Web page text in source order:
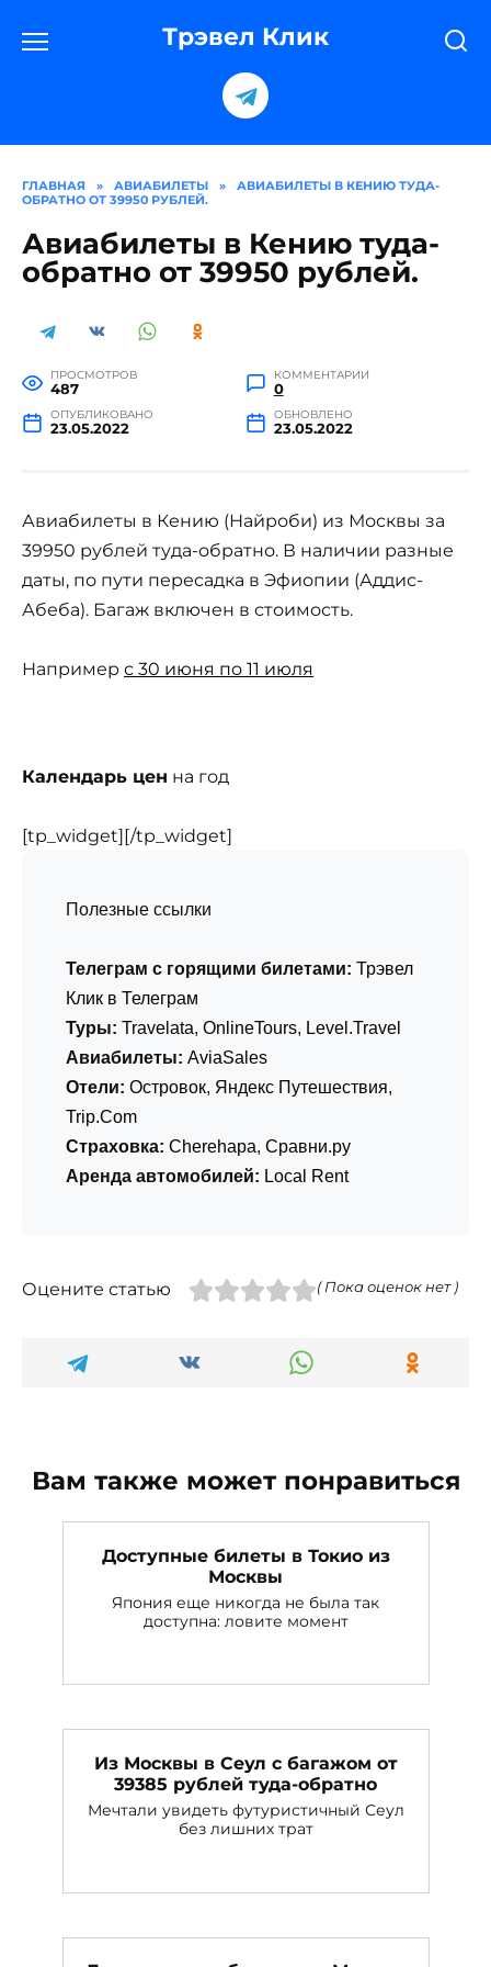
содержанию
Трэвел Клик
ГЛАВНАЯ » АВИАБИЛЕТЫ »
АВИАБИЛЕТЫ В КЕНИЮ ТУДА-
ОБРАТНО ОТ 39950 РУБЛЕЙ.
Авиабилеты в Кению туда-
обратно от 39950 рублей.
ПРОСМОТРОВ
487
КОММЕНТАРИИ
0
ОПУБЛИКОВАНО
23.05.2022
ОБНОВЛЕНО
23.05.2022
Авиабилеты в Кению (Найроби) из Москвы за
39950 рублей туда-обратно. В наличии разные
даты, по пути пересадка в Эфиопии (Аддис-
Абеба). Багаж включен в стоимость.
Например с 30 июня по 11 июля
Календарь цен на год
[tp_widget][/tp_widget]
Полезные ссылки
Телеграм с горящими билетами: Трэвел
Клик в Телеграм
Туры: Travelata, OnlineTours, Level.Travel
Авиабилеты: AviaSales
Отели: Островок, Яндекс Путешествия,
Trip.Com
Страховка: Cherehapa, Сравни.ру
Аренда автомобилей: Local Rent
Оцените статью ( Пока оценок нет )
Вам также может понравиться
Доступные билеты в Токио из
Москвы
Япония еще никогда не была так
доступна: ловите момент
Из Москвы в Сеул с багажом от
39385 рублей туда-обратно
Мечтали увидеть футуристичный Сеул
без лишних трат